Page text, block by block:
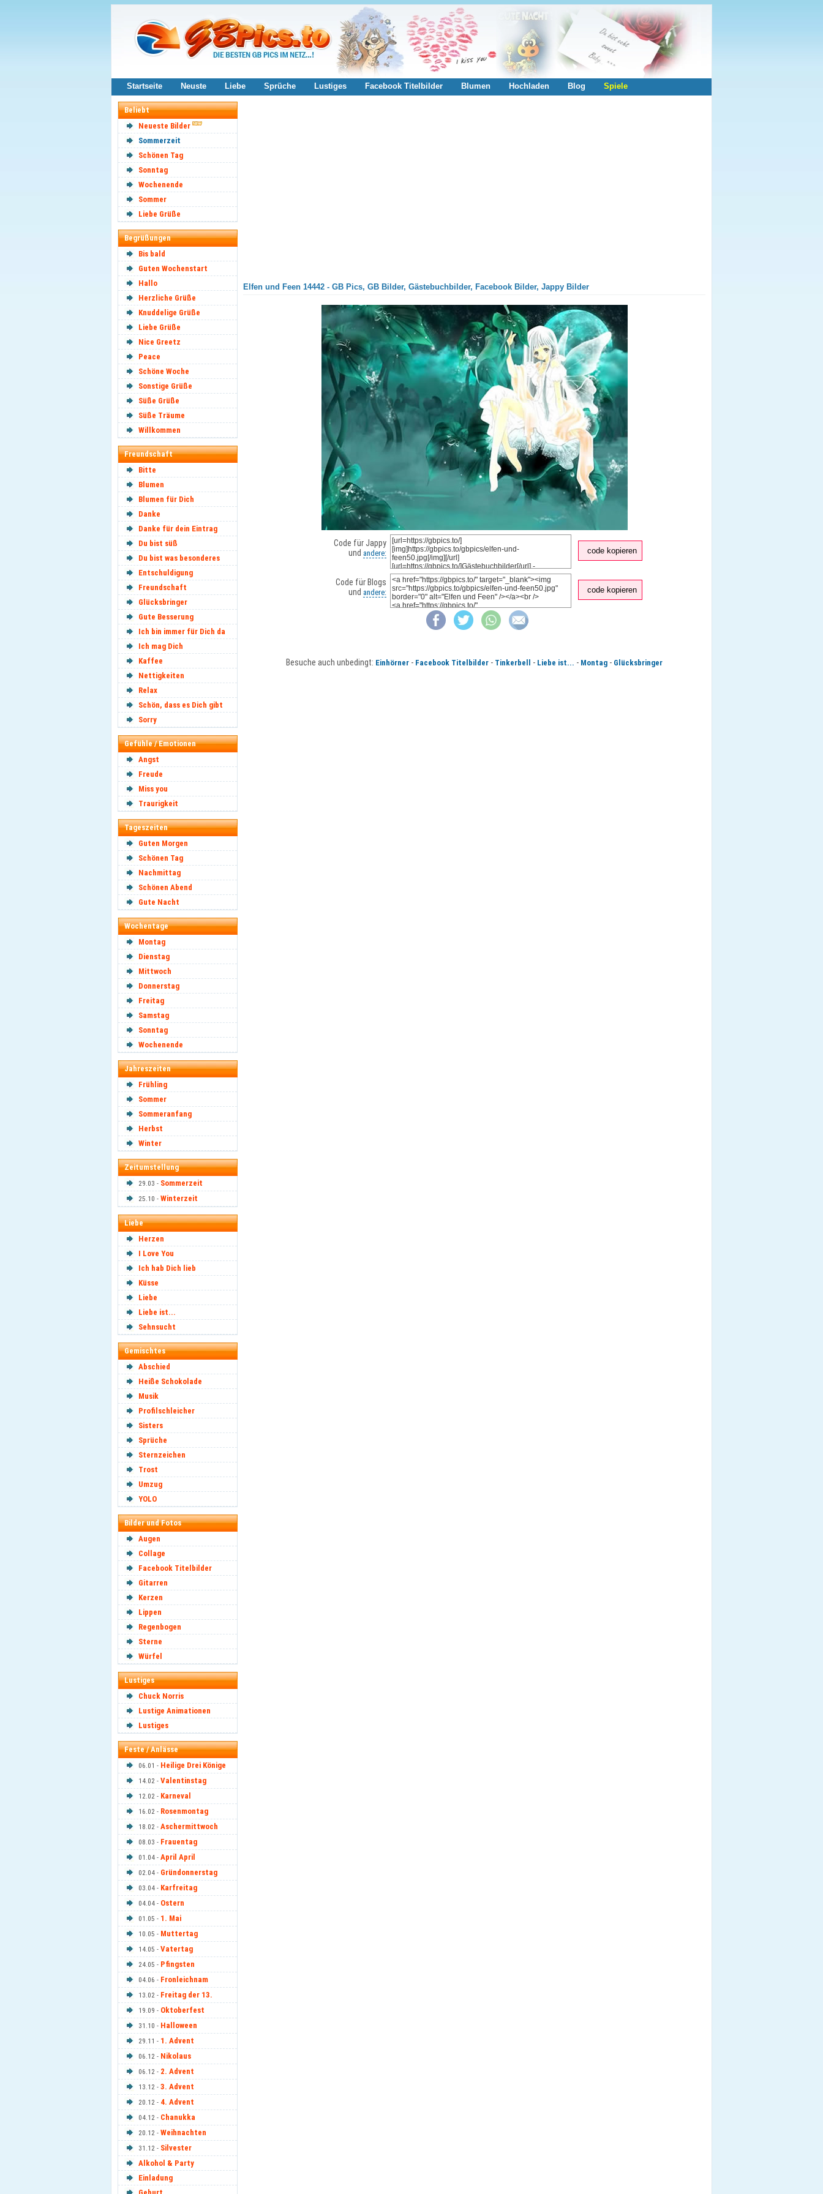
Startseite Neuste Liebe Sprüche Lustiges Facebook Titelbilder Blumen Hochladen Blog Spiele
Beliebt
Neueste Bilder
Sommerzeit
Schönen Tag
Sonntag
Wochenende
Sommer
Liebe Grüße
Begrüßungen
Bis bald
Guten Wochenstart
Hallo
Herzliche Grüße
Knuddelige Grüße
Liebe Grüße
Nice Greetz
Peace
Schöne Woche
Sonstige Grüße
Süße Grüße
Süße Träume
Willkommen
Freundschaft
Bitte
Blumen
Blumen für Dich
Danke
Danke für dein Eintrag
Du bist süß
Du bist was besonderes
Entschuldigung
Freundschaft
Glücksbringer
Gute Besserung
Ich bin immer für Dich da
Ich mag Dich
Kaffee
Nettigkeiten
Relax
Schön, dass es Dich gibt
Sorry
Gefühle / Emotionen
Angst
Freude
Miss you
Traurigkeit
Tageszeiten
Guten Morgen
Schönen Tag
Nachmittag
Schönen Abend
Gute Nacht
Wochentage
Montag
Dienstag
Mittwoch
Donnerstag
Freitag
Samstag
Sonntag
Wochenende
Jahreszeiten
Frühling
Sommer
Sommeranfang
Herbst
Winter
Zeitumstellung
29.03 - Sommerzeit
25.10 - Winterzeit
Liebe
Herzen
I Love You
Ich hab Dich lieb
Küsse
Liebe
Liebe ist...
Sehnsucht
Gemischtes
Abschied
Heiße Schokolade
Musik
Profilschleicher
Sisters
Sprüche
Sternzeichen
Trost
Umzug
YOLO
Bilder und Fotos
Augen
Collage
Facebook Titelbilder
Gitarren
Kerzen
Lippen
Regenbogen
Sterne
Würfel
Lustiges
Chuck Norris
Lustige Animationen
Lustiges
Feste / Anlässe
06.01 - Heilige Drei Könige
14.02 - Valentinstag
12.02 - Karneval
16.02 - Rosenmontag
18.02 - Aschermittwoch
08.03 - Frauentag
01.04 - April April
02.04 - Gründonnerstag
03.04 - Karfreitag
04.04 - Ostern
01.05 - 1. Mai
10.05 - Muttertag
14.05 - Vatertag
24.05 - Pfingsten
04.06 - Fronleichnam
13.02 - Freitag der 13.
19.09 - Oktoberfest
31.10 - Halloween
29.11 - 1. Advent
06.12 - Nikolaus
06.12 - 2. Advent
13.12 - 3. Advent
20.12 - 4. Advent
04.12 - Chanukka
20.12 - Weihnachten
31.12 - Silvester
Alkohol & Party
Einladung
Elfen und Feen 14442 - GB Pics, GB Bilder, Gästebuchbilder, Facebook Bilder, Jappy Bilder
Code für Jappy
und andere: code kopieren
Code für Blogs
und andere: code kopieren
Besuche auch unbedingt: Einhörner - Facebook Titelbilder - Tinkerbell - Liebe ist... - Montag - Glücksbringer